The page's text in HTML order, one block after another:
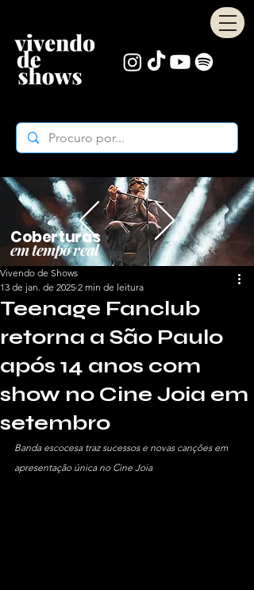
Coberturas
em tempo real
Teenage Fanclub
retorna a São Paulo
após 14 anos com
show no Cine Joia em
setembro
Vivendo de Shows
13 de jan. de 2025 2 min de leitura
Banda escocesa traz sucessos e novas canções em
apresentação única no Cine Joia